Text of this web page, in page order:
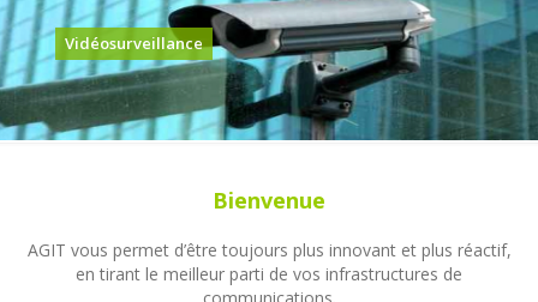
Vidéosurveillance
Bienvenue
AGIT vous permet d’être toujours plus innovant et plus réactif,
en tirant le meilleur parti de vos infrastructures de